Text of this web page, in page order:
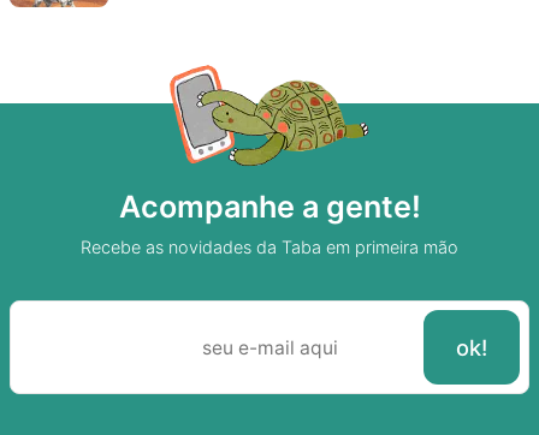
Acompanhe a gente!
Recebe as novidades da Taba em primeira mão